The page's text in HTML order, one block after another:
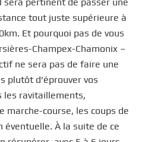
sera pertinent de passer une
tout juste supérieure à
Et pourquoi pas de vous
Champex-Chamonix –
ne sera pas de faire une
plutôt d’éprouver vos
les ravitaillements,
marche-course, les coups de
À la suite de ce